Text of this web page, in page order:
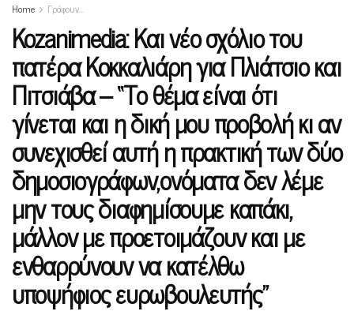
Home Γράφουν…
Kozanimedia: Και νέο σχόλιο του
πατέρα Κοκκαλιάρη για Πλιάτσιο και
Πιτσιάβα – “Το θέμα είναι ότι
γίνεται και η δική μου προβολή κι αν
συνεχισθεί αυτή η πρακτική των δύο
δημοσιογράφων,ονόματα δεν λέμε
μην τους διαφημίσουμε καπάκι,
μάλλον με προετοιμάζουν και με
ενθαρρύνουν να κατέλθω
υποψήφιος ευρωβουλευτής”